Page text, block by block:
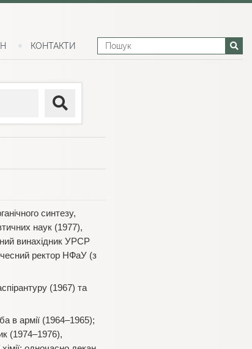
КОНТАКТИ
синтезу,
наук (1977),
винахідник УРСР
ректор НФаУ (з
(1967) та
в армії (1964–1965);
(1974–1976),